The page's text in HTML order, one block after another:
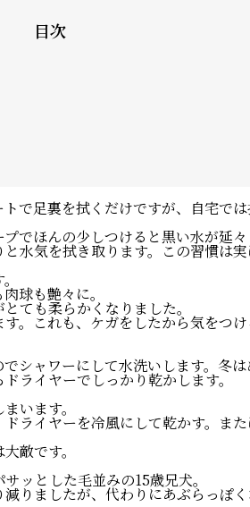
目次
で足裏を拭くだけですが、自宅で
でほんの少しつけると黒い水が延々
水気を拭き取ります。この習慣は
球も艶々に。
ても柔らかくなりました。
。これも、ケガをしたから気をつ
シャワーにして水洗いします。冬は
ライヤーでしっかり乾かします。
います。
ライヤーを冷風にして乾かす。ま
敵です。
ッとした毛並みの15歳兄犬。
りましたが、代わりにあぶらっぽ